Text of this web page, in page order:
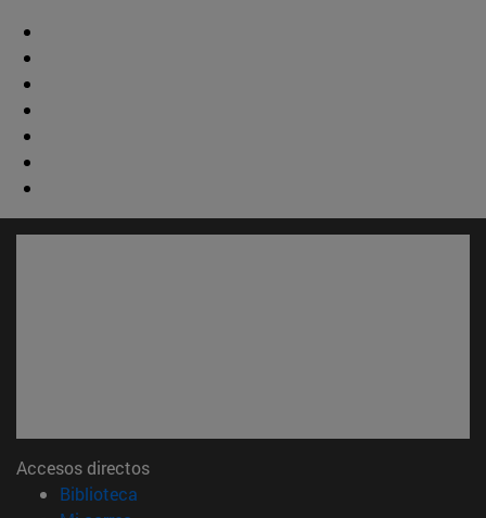
Accesos directos
Biblioteca